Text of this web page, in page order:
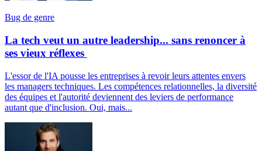
Bug de genre
La tech veut un autre leadership... sans renoncer à
ses vieux réflexes
L'essor de l'IA pousse les entreprises à revoir leurs attentes envers
les managers techniques. Les compétences relationnelles, la diversité
des équipes et l'autorité deviennent des leviers de performance
autant que d'inclusion. Oui, mais...